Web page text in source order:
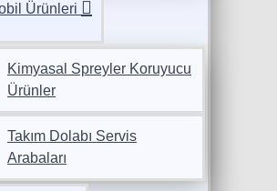
Ürünleri
Kimyasal Spreyler Koruyucu
Ürünler
Takım Dolabı Servis
Arabaları